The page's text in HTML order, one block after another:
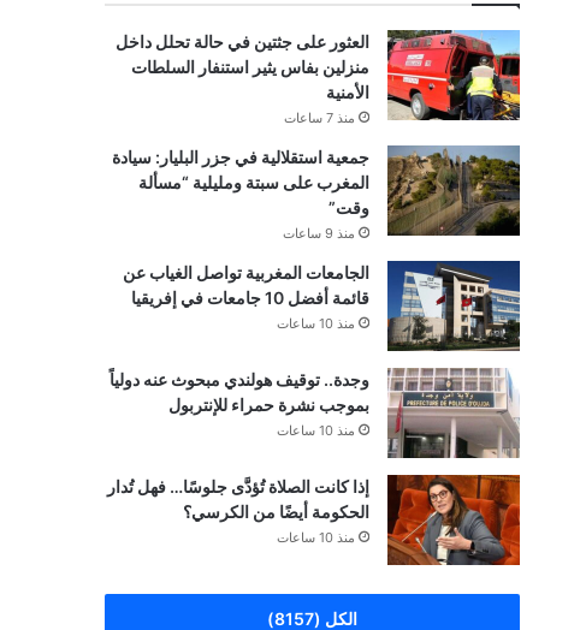
العثور على جثتين في حالة تحلل داخل
منزلين بفاس يثير استنفار السلطات
الأمنية
منذ 7 ساعات
جمعية استقلالية في جزر البليار: سيادة
المغرب على سبتة ومليلية “مسألة
وقت”
منذ 9 ساعات
الجامعات المغربية تواصل الغياب عن
قائمة أفضل 10 جامعات في إفريقيا
منذ 10 ساعات
وجدة.. توقيف هولندي مبحوث عنه دولياً
بموجب نشرة حمراء للإنتربول
منذ 10 ساعات
إذا كانت الصلاة تُؤدَّى جلوسًا… فهل تُدار
الحكومة أيضًا من الكرسي؟
منذ 10 ساعات
الكل (8157)